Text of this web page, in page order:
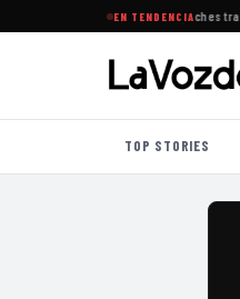
EN TENDENCIA
la presencia de cuidacoches tras
TOP STORIES